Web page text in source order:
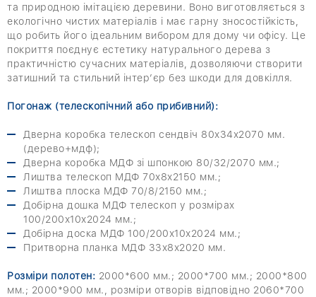
та природною імітацією деревини. Воно виготовляється з
екологічно чистих матеріалів і має гарну зносостійкість,
що робить його ідеальним вибором для дому чи офісу. Це
покриття поєднує естетику натурального дерева з
практичністю сучасних матеріалів, дозволяючи створити
затишний та стильний інтер’єр без шкоди для довкілля.
Погонаж (телескопічний або прибивний):
Дверна коробка телескоп сендвіч 80х34х2070 мм.
(дерево+мдф);
Дверна коробка МДФ зі шпонкою 80/32/2070 мм.;
Лиштва телескоп МДФ 70х8х2150 мм.;
Лиштва плоска МДФ 70/8/2150 мм.;
Добірна дошка МДФ телескоп у розмірах
100/200х10х2024 мм.;
Добірна доска МДФ 100/200х10х2024 мм.;
Притворна планка МДФ 33х8х2020 мм.
Розміри полотен: 2000*600 мм.; 2000*700 мм.; 2000*800
мм.; 2000*900 мм., розміри отворів відповідно 2060*700